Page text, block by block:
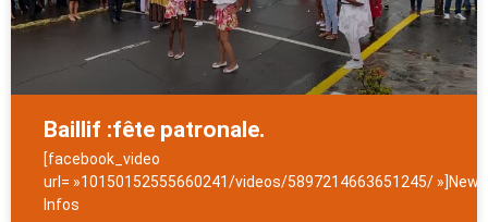
Baillif :fête patronale.
[facebook_video
url= »10150152555660241/videos/5897214663651245/
Infos